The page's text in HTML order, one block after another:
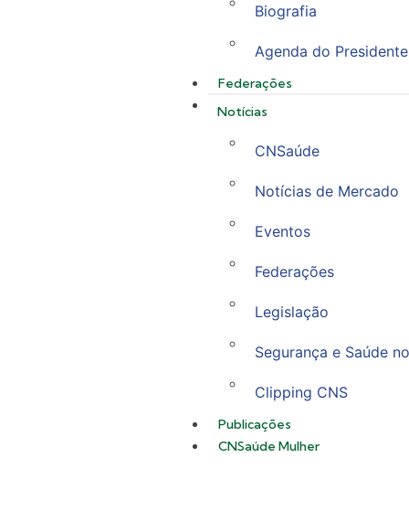
Biografia
Agenda do Presidente
Federações
Notícias
CNSaúde
Notícias de Mercado
Eventos
Federações
Legislação
Segurança e Saúde
Clipping CNS
Publicações
CNSaúde Mulher